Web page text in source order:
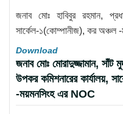
জনাব মোঃ হাবিবুর রহমান,
সার্কেল-১(কোম্পানীজ), কর অঞ্চল
Download
জনাব মোঃ মোরাদুজ্জামান, সাঁট
উপকর কমিশনারের কার্যালয়,
-ময়মনসিংহ এর NOC